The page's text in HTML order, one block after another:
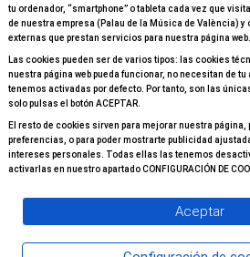
© 2026 Todos los derechos reservados
tu ordenador, “smartphone” o tableta cada vez que
de nuestra empresa (Palau de la Música de València) y
externas que prestan servicios para nuestra página web.
Las cookies pueden ser de varios tipos: las cookies
nuestra página web pueda funcionar, no necesitan de
tenemos activadas por defecto. Por tanto, son las
solo pulsas el botón ACEPTAR.
El resto de cookies sirven para mejorar nuestra
preferencias, o para poder mostrarte publicidad
intereses personales. Todas ellas las tenemos
activarlas en nuestro apartado CONFIGURACIÓN DE
Aceptar